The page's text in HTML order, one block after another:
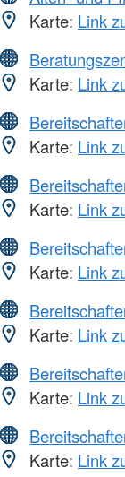
Karte: Link
Karte: Link
Karte: Link
Karte: Link
Karte: Link
Karte: Link
Karte: Link
Karte: Link